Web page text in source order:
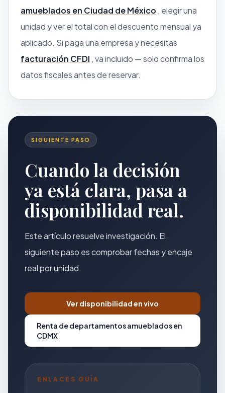
amueblados en Ciudad de México , elegir una
unidad y ver el total con el descuento mensual ya
aplicado. Si paga una empresa y necesitas
facturación CFDI , va incluido — solo confirma los
datos fiscales antes de reservar.
SIGUIENTE PASO
Cuando la decisión
ya está clara, pasa a
disponibilidad real.
Este artículo resuelve investigación. El
siguiente paso es comprobar fechas y encaje
real por unidad.
Ver disponibilidad en vivo
Renta de departamentos amueblados en
CDMX
ENLACES GUÍA